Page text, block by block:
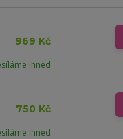
969 Kč
ihned
750 Kč
ihned